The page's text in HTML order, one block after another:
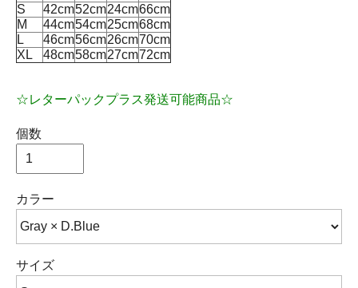
S
42cm52cm24cm66cm
M
44cm54cm25cm68cm
L
46cm56cm26cm70cm
XL
48cm58cm27cm72cm
☆レターパックプラス発送可能商品☆
個数
カラー
サイズ